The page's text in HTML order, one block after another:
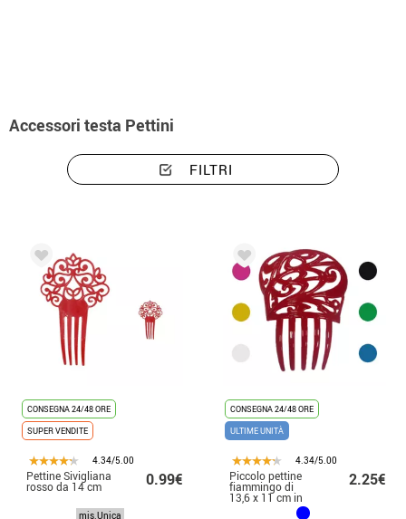
Accessori testa Pettini
FILTRI
CONSEGNA 24/48 ORE
SUPER VENDITE
4.34/5.00
Pettine Sivigliana
rosso da 14 cm 0.99€
mis.Unica
CONSEGNA 24/48 ORE
ULTIME UNITÀ
4.34/5.00
Piccolo pettine
fiammingo di
13,6 x 11 cm in
vari colori
2.25€